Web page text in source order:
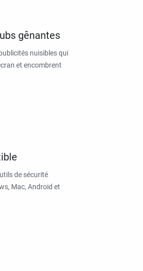
gênantes
nuisibles qui
et encombrent
de sécurité
Mac, Android et